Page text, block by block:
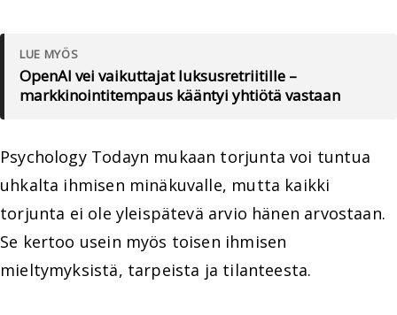
LUE MYÖS
OpenAI vei vaikuttajat luksusretriitille –
markkinointitempaus kääntyi yhtiötä vastaan
Psychology Todayn mukaan torjunta voi tuntua
uhkalta ihmisen minäkuvalle, mutta kaikki
torjunta ei ole yleispätevä arvio hänen arvostaan.
Se kertoo usein myös toisen ihmisen
mieltymyksistä, tarpeista ja tilanteesta.